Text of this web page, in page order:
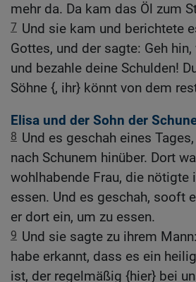
mehr da. Da kam das Öl zum
7 Und sie kam und berichtete
Gottes, und der sagte: Geh
und bezahle deine Schulden!
Söhne {, ihr} könnt von dem
Elisa und der Sohn der
8 Und es geschah eines
nach Schunem hinüber. Dort
wohlhabende Frau, die nötigte
essen. Und es geschah, sooft
er dort ein, um zu essen.
9 Und sie sagte zu ihrem
habe erkannt, dass es ein
ist, der regelmäßig {hier} bei